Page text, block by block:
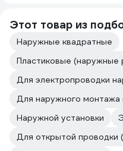
Этот товар из
Наружные квадратные
Для электропроводки
Наружной установки